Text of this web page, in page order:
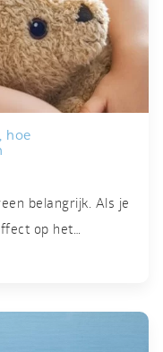
hoe
belangrijk. Als je
op het…